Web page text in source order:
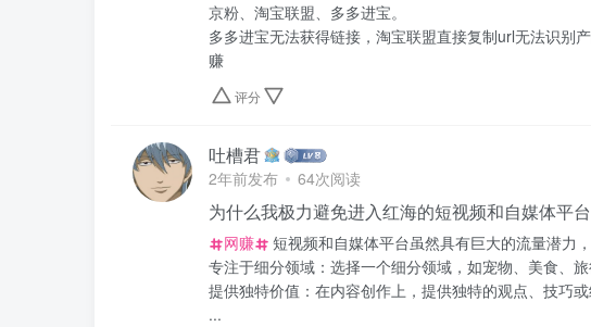
京粉、淘宝联盟、多多进宝。
多多进宝无法获得链接，淘宝联盟直接复制url无法识别
赚
评分
吐槽君
2年前发布 64次阅读
为什么我极力避免进入红海的短视频和自媒体平台
网赚
短视频和自媒体平台虽然具有巨大的流量潜力
专注于细分领域：选择一个细分领域，如宠物、美食、旅
提供独特价值：在内容创作上，提供独特的观点、技巧或
...